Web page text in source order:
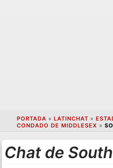
PORTADA » LATINCHAT »
CONDADO DE MIDDLESEX »
Chat de